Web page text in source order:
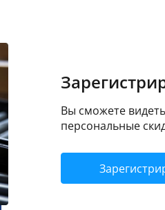
Вы сможете
персональные